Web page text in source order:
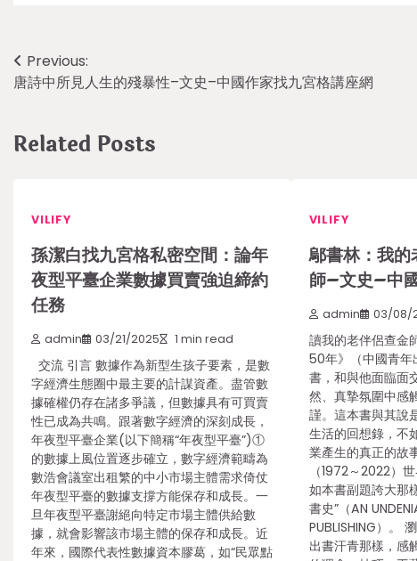
Post
navigation
Previous:
唐詩中所見人生的殘暴性–文史–中國作家找九宮格講座網
Related Posts
VILIFY
孫潔白找九宮格私密空間：論年
夜型平臺企業數據買賣強迫締約
任務
admin 03/21/2025 1 min read
交流 引言 數據作為新型生孩子要素，是數
字經濟生態圈中最主要的計謀資產。盡管數
據確權仍存在諸多爭議，但數據具有可買賣
性已成為共鳴。跟著數字經濟的深刻成長，
年夜型平臺企業(以下簡稱“年夜型平臺”)①
的數據上風位置逐步確立，數字經濟範疇為
數浩會議室出租繁的中小市場主體需求倚仗
年夜型平臺的數據支撐方能保存和成長。一
旦年夜型平臺謝絕向特定市場主體供給數
據，就會影響該市場主體的保存和成長。近
年來，國際代表性數據資本膠葛，如“民眾點
VILIFY
鄔書林：我
師–文史–中
admin 03/08/
讀我的老伴侶查金
50年》（中國青年
書，和與他面臨面
然、真摯氛圍中感
謹。這本書與其說
生活的回想錄，不
業產生的真正的故
（1972～2022）
如本書副題誇大那
書史”（AN
PUBLISHING）。
出書汗青那樣，感